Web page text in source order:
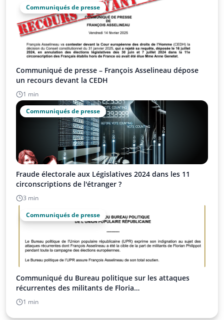
Communiqués de presse
Communiqué de presse – François Asselineau dépose
un recours devant la CEDH
1 min
Communiqués de presse
Fraude électorale aux Législatives 2024 dans les 11
circonscriptions de l'étranger ?
3 min
Communiqués de presse
Communiqué du Bureau politique sur les attaques
récurrentes des militants de Floria…
1 min